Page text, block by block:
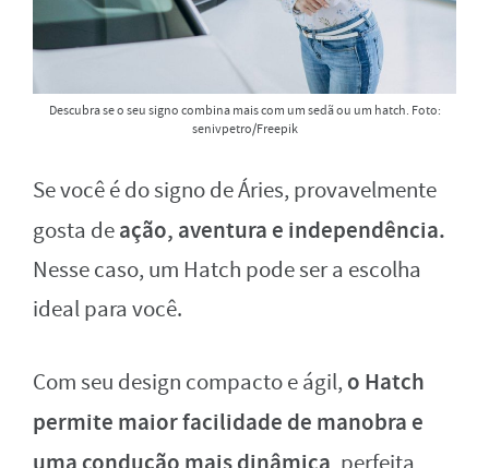
Descubra se o seu signo combina mais com um sedã ou um hatch. Foto:
senivpetro/Freepik
Se você é do signo de Áries, provavelmente
gosta deação, aventura e independência.
Nesse caso, um Hatch pode ser a escolha
ideal para você.
Com seu design compacto e ágil, o Hatch
permite maior facilidade de manobra e